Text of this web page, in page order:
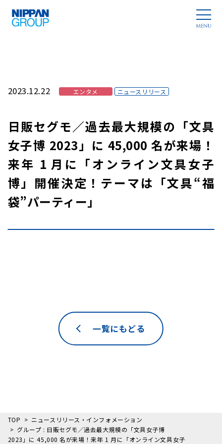
2023.12.22 エンタメ ニュースリリース
日販セグモ／過去最大規模の「文具
女子博 2023」に 45,000 名が来場！
来年 1 月に「オンライン文具女子
博」開催決定！テーマは「文具“福
袋”パーティー」
一覧にもどる
TOP
ニュースリリース・インフォメーション
グループ : 日販セグモ／過去最大規模の「文具女子博
2023」に 45,000 名が来場！来年 1 月に「オンライン文具女子